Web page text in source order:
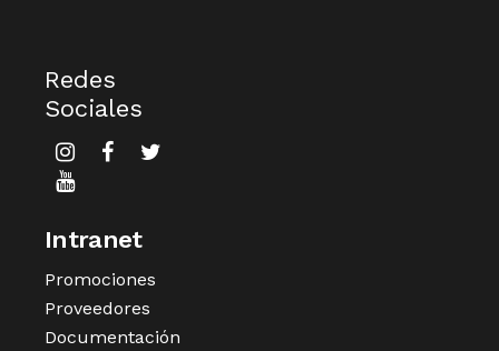
Redes
Sociales
Intranet
Promociones
Proveedores
Documentación